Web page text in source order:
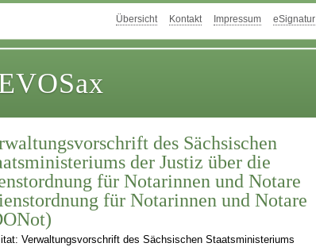
Übersicht Kontakt Impressum eSignatur
des Sächsischen
der Justiz über die
für Notarinnen und Notare
für Notarinnen und Notare
Verwaltungsvorschrift des Sächsischen Staatsministeriums